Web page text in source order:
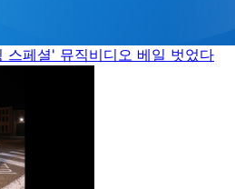
스페셜' 뮤직비디오 베일 벗었다